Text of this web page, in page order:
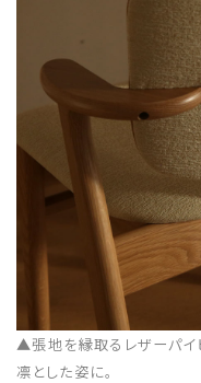
▲張地を縁取るレザーパイ
凛とした姿に。